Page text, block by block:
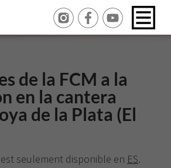
de la FCM a la
en la cantera
de la Plata (El
seulement disponible en ES.